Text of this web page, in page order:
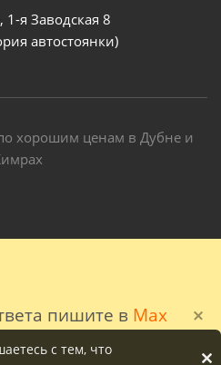
пишите в Max
я Заводская 8
автостоянки)
хорошим ценам в Дубне и
с тем, что